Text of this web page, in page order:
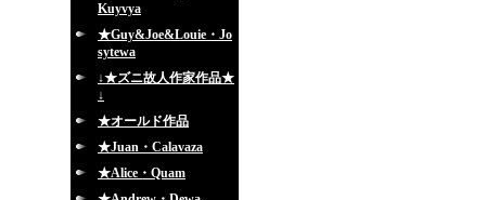
Kuyvya
★Guy&Joe&Louie・Jo
sytewa
↓★ズニ故人作家作品★
↓
★オールド作品
★Juan・Calavaza
★Alice・Quam